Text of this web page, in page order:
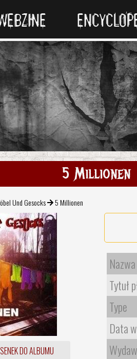
5 Millionen
Und Gesocks 5 Millionen
DO ALBUMU
Tytuł
Type
Data